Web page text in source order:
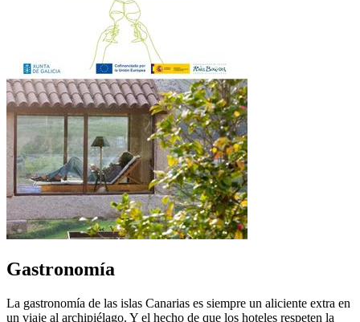
Gastronomía
La gastronomía de las islas Canarias es siempre un aliciente extra en
un viaje al archipiélago. Y el hecho de que los hoteles respeten la